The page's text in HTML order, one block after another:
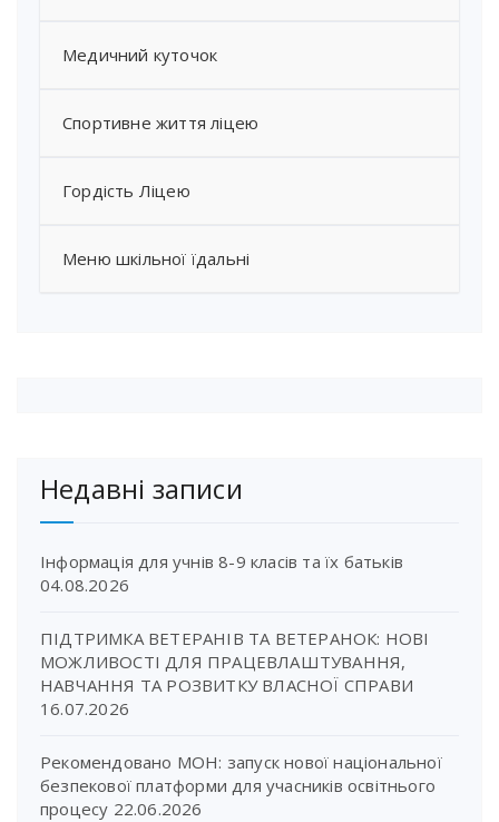
Медичний куточок
Спортивне життя ліцею
Гордість Ліцею
Меню шкільної їдальні
Недавні записи
Інформація для учнів 8-9 класів та їх батьків
04.08.2026
ПІДТРИМКА ВЕТЕРАНІВ ТА ВЕТЕРАНОК: НОВІ
МОЖЛИВОСТІ ДЛЯ ПРАЦЕВЛАШТУВАННЯ,
НАВЧАННЯ ТА РОЗВИТКУ ВЛАСНОЇ СПРАВИ
16.07.2026
Рекомендовано МОН: запуск нової національної
безпекової платформи для учасників освітнього
процесу 22.06.2026